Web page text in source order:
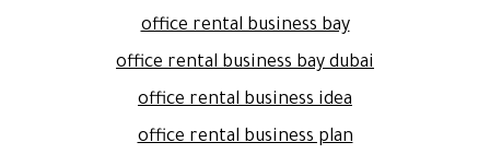
office rental business bay
office rental business bay dubai
office rental business idea
office rental business plan